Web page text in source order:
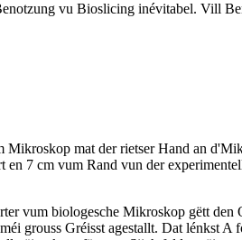
vu Bioslicing inévitabel. Vill
mat der rietser Hand an
en 7 cm vum Rand vun der
vum biologesche Mikroskop gëtt den
grouss Gréisst agestallt. Dat lénkst A